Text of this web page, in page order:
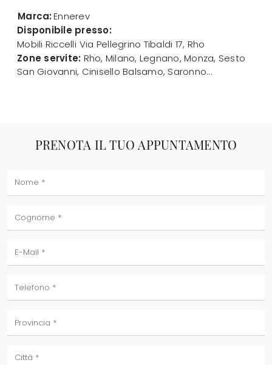
Marca:Ennerev
Disponibile presso:
Mobili Riccelli Via Pellegrino Tibaldi 17, Rho
Zone servite: Rho, Milano, Legnano, Monza, Sesto
San Giovanni, Cinisello Balsamo, Saronno...
PRENOTA IL TUO APPUNTAMENTO